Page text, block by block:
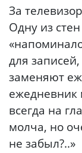
За
Одну из
для
заменяют
ежедневник
всегда на
молча, но
не забыл?..»